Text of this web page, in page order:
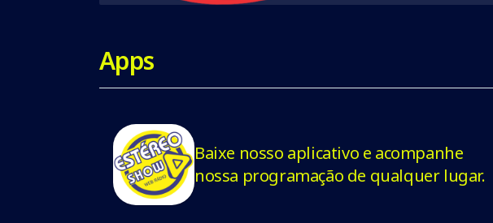
Apps
Baixe nosso aplicativo e acompanhe
nossa programação de qualquer lugar.